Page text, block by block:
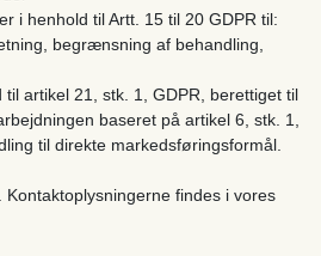
i henhold til Artt. 15 til 20 GDPR til:
begrænsning af behandling,
artikel 21, stk. 1, GDPR, berettiget til
baseret på artikel 6, stk. 1,
til direkte markedsføringsformål.
findes i vores